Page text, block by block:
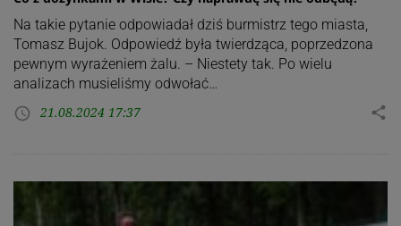
Na takie pytanie odpowiadał dziś burmistrz tego miasta,
Tomasz Bujok. Odpowiedź była twierdząca, poprzedzona
pewnym wyrażeniem żalu. – Niestety tak. Po wielu
analizach musieliśmy odwołać…
access_time 21.08.2024 17:37 share